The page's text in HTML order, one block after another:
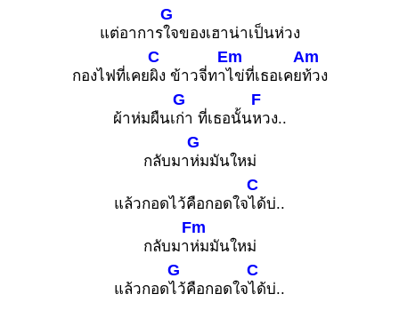
แต่อาการ
G
ใจของเฮาน่าเป็นห่วง
กองไฟที่เคย
C
ผิง ข้าวจี่ทา
Em
ไข่ที่เธอเคย
Am
ท้วง
ผ้าห่มผืนเ
G
ก่า ที่เธอนั้น
F
หวง..
กลับมา
G
ห่มมันใหม่
แล้วกอดไว้คือกอดใจ
C
ได้บ่..
กลับมา
Fm
ห่มมันใหม่
แล้วกอด
G
ไว้คือกอดใจ
C
ได้บ่..